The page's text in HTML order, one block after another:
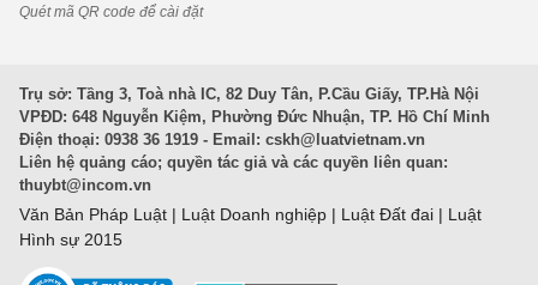
Quét mã QR code để cài đặt
Trụ sở: Tầng 3, Toà nhà IC, 82 Duy Tân, P.Cầu Giấy, TP.Hà Nội
VPĐD: 648 Nguyễn Kiệm, Phường Đức Nhuận, TP. Hồ Chí Minh
Điện thoại: 0938 36 1919 - Email: cskh@luatvietnam.vn
Liên hệ quảng cáo; quyền tác giả và các quyền liên quan:
thuybt@incom.vn
Văn Bản Pháp Luật | Luật Doanh nghiệp | Luật Đất đai | Luật
Hình sự 2015